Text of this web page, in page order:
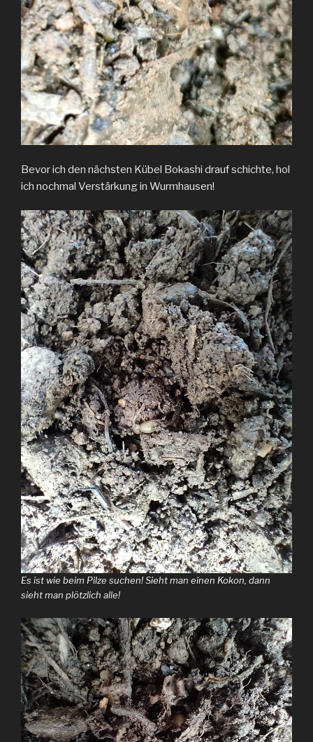
Bevor ich den nächsten Kübel Bokashi drauf schichte, hol
ich nochmal Verstärkung in Wurmhausen!
Es ist wie beim Pilze suchen! Sieht man einen Kokon, dann
sieht man plötzlich alle!